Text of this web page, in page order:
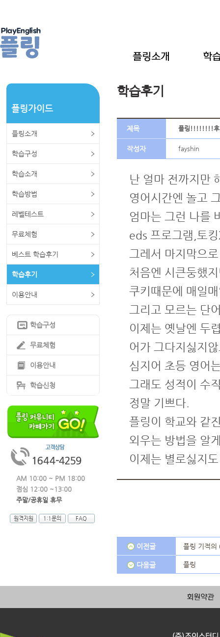
플링가이드
플링소개
학습구성
학습소개
학습방법
레벨테스트
무료체험
베스트 학습후기
학습후기
이용안내
학습구성
무료체험
이용안내
학습신청
AM 10:00 ~ PM 18:00
점심 12:00 ~13:00
주말/공휴일 휴무
원격지원 1:1문의 FAQ
학습후기
제목 플링!!!!!!!!후
작성자 fayshin
난 얼마 전까지만
영어시간엔 놀고
엄마는 그런 나를
eds 프로그램,토
그레서 마지막으
처음엔 시큰둥했
쿠키때문에 매일
그리고 모르는 단
이제는 옛날엔 두
어가 그다지싫지
심지어 초등 영어
그래도 성적이 수
정말 기쁘다.
플링이 학교와 같
외우는 방법을 알
이제는 별로싫지
이전글 플링 기적의
다음글 플링